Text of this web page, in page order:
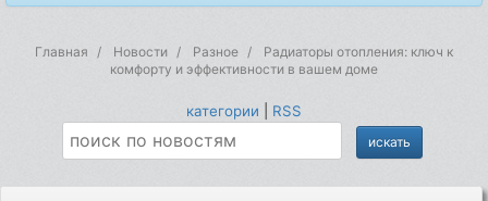
Главная Новости Разное
Радиаторы отопления: ключ к
комфорту и эффективности в вашем доме
категории RSS